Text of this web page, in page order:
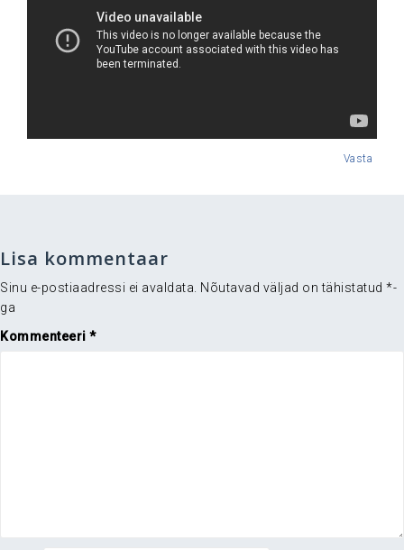
Vasta
Lisa kommentaar
Sinu e-postiaadressi ei avaldata. Nõutavad väljad on tähistatud *-
ga
Kommenteeri *